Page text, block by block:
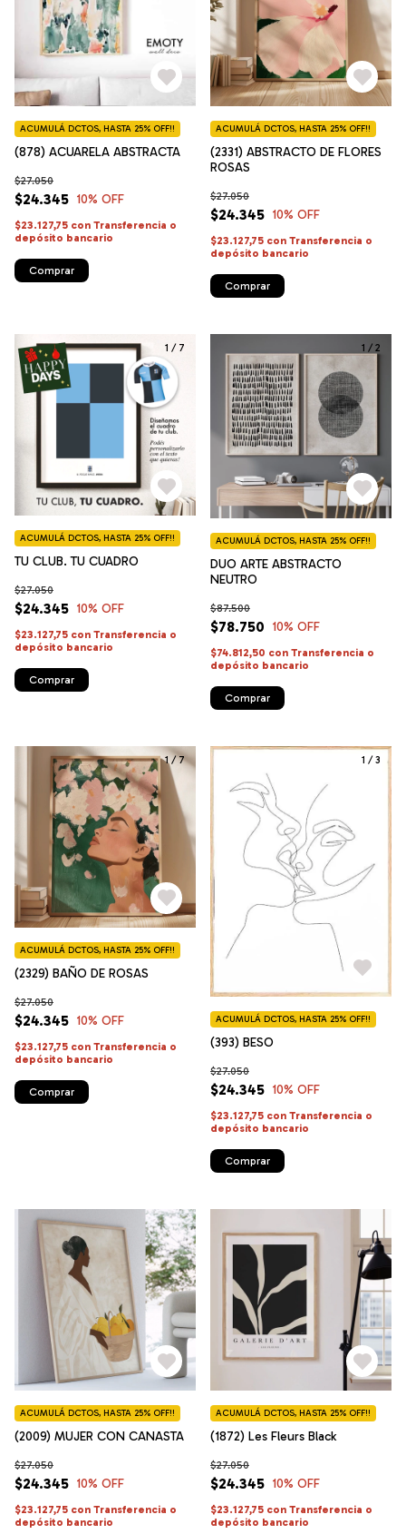
(878) ACUARELA ABSTRACTA
$24.345
$27.050
10% OFF
ACUMULÁ DCTOS, HASTA 25% OFF!!
$23.127,75 con Transferencia o
depósito bancario
Comprar
(2331) ABSTRACTO DE FLORES
ROSAS
$24.345
$27.050
10% OFF
ACUMULÁ DCTOS, HASTA 25% OFF!!
$23.127,75 con Transferencia o
depósito bancario
Comprar
1 / 7
TU CLUB. TU CUADRO
$24.345
$27.050
10% OFF
ACUMULÁ DCTOS, HASTA 25% OFF!!
$23.127,75 con Transferencia o
depósito bancario
Comprar
1 / 2
DUO ARTE ABSTRACTO
NEUTRO
$78.750
$87.500
10% OFF
ACUMULÁ DCTOS, HASTA 25% OFF!!
$74.812,50 con Transferencia o
depósito bancario
Comprar
1 /7
(2329) BAÑO DE ROSAS
$24.345
$27.050
10% OFF
ACUMULÁ DCTOS, HASTA 25% OFF!!
$23.127,75 con Transferencia o
depósito bancario
Comprar
1 /3
(393) BESO
$24.345
$27.050
10% OFF
ACUMULÁ DCTOS, HASTA 25% OFF!!
$23.127,75 con Transferencia o
depósito bancario
Comprar
(2009) MUJER CON CANASTA
$24.345
$27.050
10% OFF
ACUMULÁ DCTOS, HASTA 25% OFF!!
$23.127,75 con Transferencia o
depósito bancario
(1872) Les Fleurs Black
$24.345
$27.050
10% OFF
ACUMULÁ DCTOS, HASTA 25% OFF!!
$23.127,75 con Transferencia o
depósito bancario